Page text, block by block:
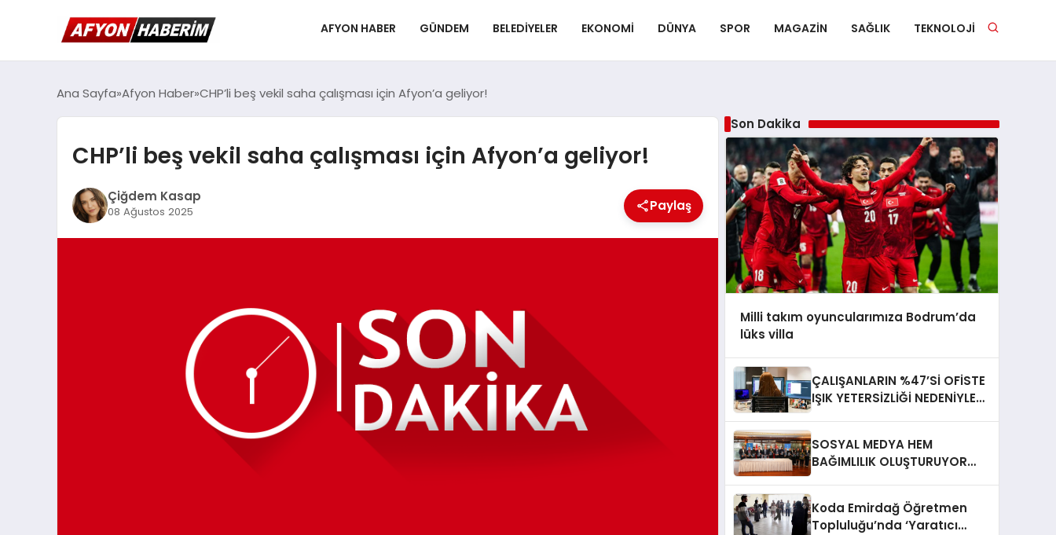
AFYON HABER GÜNDEM BELEDIYELER EKONOMI DÜNYA SPOR MAGAZIN SAĞLIK TEKNOLOJI
Ana Sayfa Afyon Haber CHP’li beş vekil saha çalışması için Afyon’a geliyor!
CHP’li beş vekil saha çalışması için Afyon’a geliyor!
Çiğdem Kasap
08 Ağustos 2025 Paylaş
Son Dakika
Milli takım oyuncularımıza Bodrum’da
lüks villa
ÇALIŞANLARIN %47’Sİ OFİSTE
IŞIK YETERSİZLİĞİ NEDENİYLE
SOSYAL MEDYA HEM
BAĞIMLILIK OLUŞTURUYOR
Koda Emirdağ Öğretmen
Topluluğu’nda ‘Yaratıcı